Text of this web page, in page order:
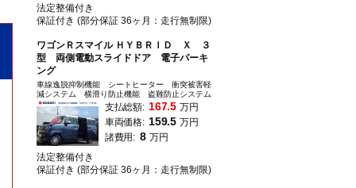
法定整備付き
保証付き (部分保証 36ヶ月：走行無制限)
ワゴンＲスマイル ＨＹＢＲＩＤ Ｘ ３
型 両側電動スライドドア 電子パーキ
ング
車線逸脱抑制機能 シートヒーター 衝突被害軽
減システム 横滑り防止機能 盗難防止システム
支払総額: 167.5 万円
車両価格: 159.5 万円
諸費用: 8 万円
法定整備付き
保証付き (部分保証 36ヶ月：走行無制限)